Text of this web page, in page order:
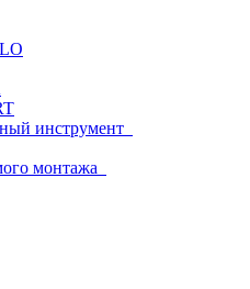
инструмент
монтажа